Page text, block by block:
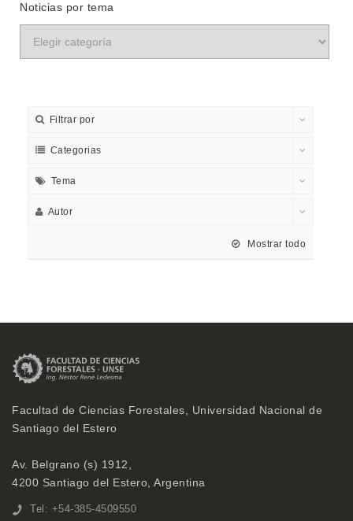
Noticias por tema
Filtrar por
Categorias
Tema
Autor
Mostrar todo
Facultad de Ciencias Forestales, Universidad Nacional de
Santiago del Estero
Av. Belgrano (s) 1912,
4200 Santiago del Estero, Argentina
Tel: +54-385-4509550